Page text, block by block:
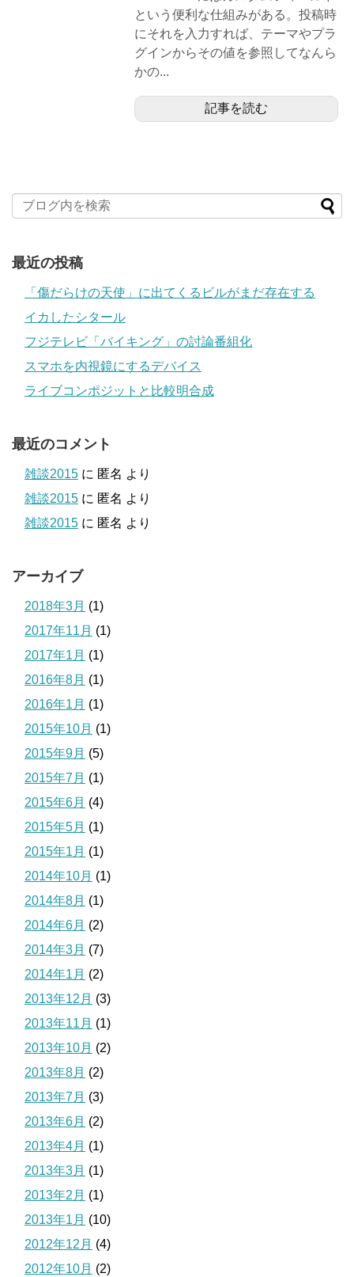
という便利な仕組みがある。投稿時
にそれを入力すれば、テーマやプラ
グインからその値を参照してなんら
かの...
記事を読む
最近の投稿
「傷だらけの天使」に出てくるビルがまだ存在する
イカしたシタール
フジテレビ「バイキング」の討論番組化
スマホを内視鏡にするデバイス
ライブコンポジットと比較明合成
最近のコメント
雑談2015 に 匿名 より
雑談2015 に 匿名 より
雑談2015 に 匿名 より
アーカイブ
2018年3月 (1)
2017年11月 (1)
2017年1月 (1)
2016年8月 (1)
2016年1月 (1)
2015年10月 (1)
2015年9月 (5)
2015年7月 (1)
2015年6月 (4)
2015年5月 (1)
2015年1月 (1)
2014年10月 (1)
2014年8月 (1)
2014年6月 (2)
2014年3月 (7)
2014年1月 (2)
2013年12月 (3)
2013年11月 (1)
2013年10月 (2)
2013年8月 (2)
2013年7月 (3)
2013年6月 (2)
2013年4月 (1)
2013年3月 (1)
2013年2月 (1)
2013年1月 (10)
2012年12月 (4)
2012年10月 (2)